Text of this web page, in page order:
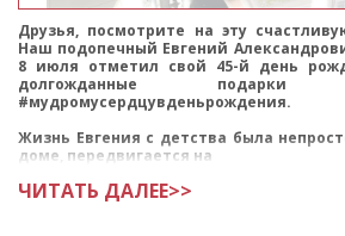
Друзья, посмотрите на эту
Наш подопечный Евгений
8 июля отметил свой 45-й день
долгожданные
#мудромусердцувденьрождения.
Жизнь Евгения с детства была
доме, передвигается на
ЧИТАТЬ ДАЛЕЕ>>